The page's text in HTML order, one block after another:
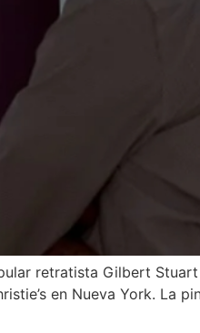
retratista Gilbert
en Nueva York. La